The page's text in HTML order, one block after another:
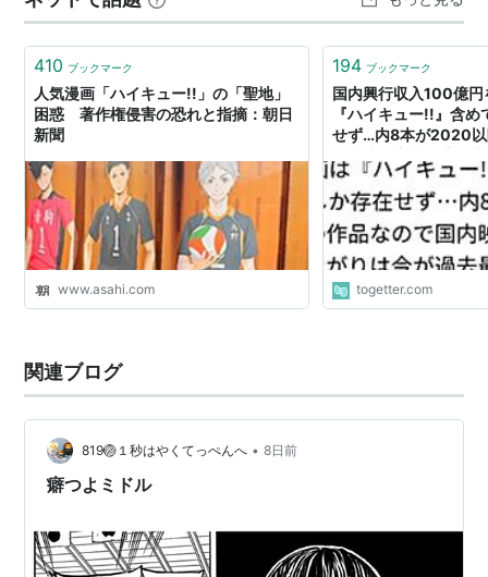
菅原孝支：入野自由
田中龍之介：林勇
東峰旭：細谷佳正
西谷夕：岡本信彦
月島蛍：内山昂輝
山口忠：斉藤壮馬
縁下力：増田俊樹
清水潔子：名塚佳織
武田一鉄：神谷浩史
烏養繋心：田中一成
黒尾鉄朗：中村悠一
孤爪研磨：梶裕貴
夜久衛輔：立花慎之介
岩泉一：吉野裕行
第1クール
410 ブックマーク
人気漫画「ハイキュー!!」の「聖地」
困惑 著作権侵害の恐れと指摘：朝日
新聞
www.asahi.com
194 ブックマーク
国内興行収入100億
『ハイキュー!!』含
せず…内8本が2020以
最高レベルである話
togetter.com
関連ブログ
819🏐１秒はやくてっぺんへ • 8日前
癖つよミドル